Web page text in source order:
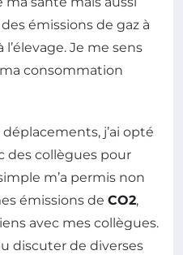
émissions de gaz à
Je me sens
consommation
j’ai opté
des collègues pour
m’a permis non
émissions de CO2,
avec mes collègues.
discuter de diverses